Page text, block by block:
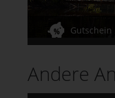
Gutschein
Andere